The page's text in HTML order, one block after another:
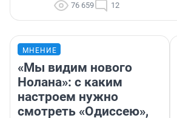
76 659 12
МНЕНИЕ
«Мы видим нового
Нолана»: с каким
настроем нужно
смотреть «Одиссею»,